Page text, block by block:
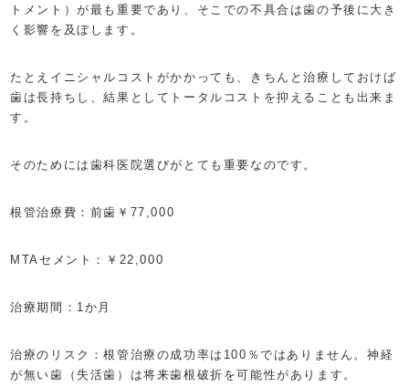
トメント）が最も重要であり、そこでの不具合は歯の予後に大き
く影響を及ぼします。
たとえイニシャルコストがかかっても、きちんと治療しておけば
歯は長持ちし、結果としてトータルコストを抑えることも出来ま
す。
そのためには歯科医院選びがとても重要なのです。
根管治療費：前歯￥77,000
MTAセメント：￥22,000
治療期間：1か月
治療のリスク：根管治療の成功率は100％ではありません。神経
が無い歯（失活歯）は将来歯根破折を可能性があります。